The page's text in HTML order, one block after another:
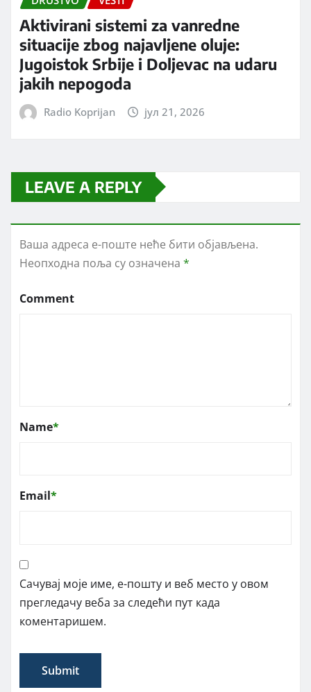
Aktivirani sistemi za vanredne
situacije zbog najavljene oluje:
Jugoistok Srbije i Doljevac na udaru
jakih nepogoda
Radio Koprijan јул 21, 2026
LEAVE A REPLY
Ваша адреса е-поште неће бити објављена.
Неопходна поља су означена *
Comment
Name*
Email*
Сачувај моје име, е-пошту и веб место у овом
прегледачу веба за следећи пут када
коментаришем.